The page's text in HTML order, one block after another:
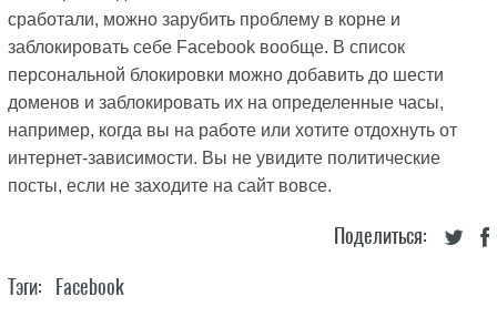
сработали, можно зарубить проблему в корне и
заблокировать себе Facebook вообще. В список
персональной блокировки можно добавить до шести
доменов и заблокировать их на определенные часы,
например, когда вы на работе или хотите отдохнуть от
интернет-зависимости. Вы не увидите политические
посты, если не заходите на сайт вовсе.
Поделиться:
Тэги: Facebook